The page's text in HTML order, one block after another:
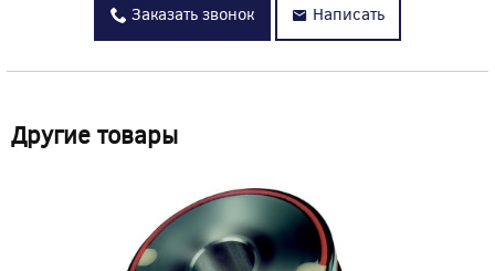
Заказать звонок Написать
Другие товары